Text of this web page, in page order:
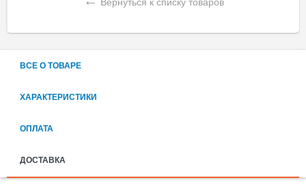
ВСЕ О ТОВАРЕ
ХАРАКТЕРИСТИКИ
ОПЛАТА
ДОСТАВКА